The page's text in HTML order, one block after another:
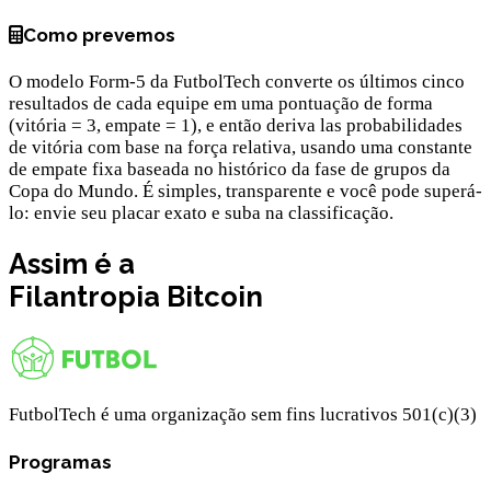
Como prevemos
O modelo Form-5 da FutbolTech converte os últimos cinco
resultados de cada equipe em uma pontuação de forma
(vitória = 3, empate = 1), e então deriva las probabilidades
de vitória com base na força relativa, usando uma constante
de empate fixa baseada no histórico da fase de grupos da
Copa do Mundo. É simples, transparente e você pode superá-
lo: envie seu placar exato e suba na classificação.
Assim é a
Filantropia Bitcoin
FutbolTech é uma organização sem fins lucrativos 501(c)(3)
Programas